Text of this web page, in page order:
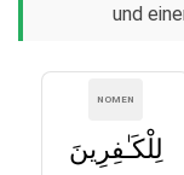
und
NOMEN
لِلْكَـٰفِرِينَ